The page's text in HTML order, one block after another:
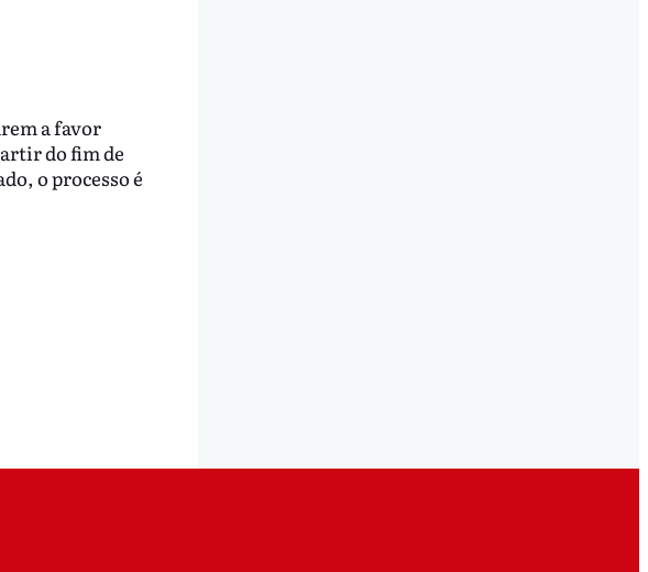
a favor
do fim de
o processo é